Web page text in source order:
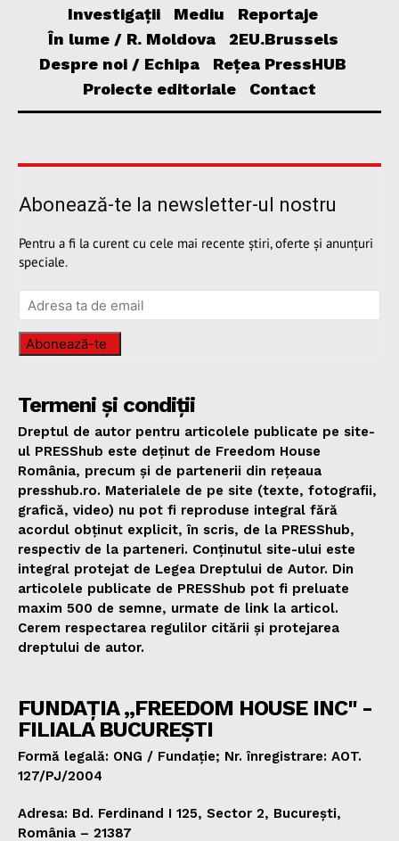
Investigații
Mediu
Reportaje
În lume / R. Moldova
2EU.Brussels
Despre noi / Echipa
Rețea PressHUB
Proiecte editoriale
Contact
Abonează-te la newsletter-ul nostru
Pentru a fi la curent cu cele mai recente știri, oferte și anunțuri
speciale.
Abonează-te
Termeni și condiții
Dreptul de autor pentru articolele publicate pe site-
ul PRESShub este deținut de Freedom House
România, precum și de partenerii din rețeaua
presshub.ro. Materialele de pe site (texte, fotografii,
grafică, video) nu pot fi reproduse integral fără
acordul obținut explicit, în scris, de la PRESShub,
respectiv de la parteneri. Conținutul site-ului este
integral protejat de Legea Dreptului de Autor. Din
articolele publicate de PRESShub pot fi preluate
maxim 500 de semne, urmate de link la articol.
Cerem respectarea regulilor citării și protejarea
dreptului de autor.
FUNDAȚIA „FREEDOM HOUSE INC" -
FILIALA BUCUREȘTI
Formă legală: ONG / Fundație; Nr. înregistrare: AOT.
127/PJ/2004
Adresa: Bd. Ferdinand I 125, Sector 2, București,
România – 21387